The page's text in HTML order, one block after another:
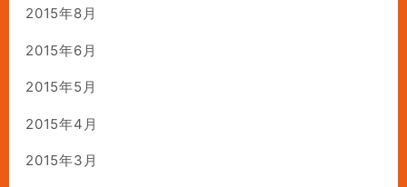
2015年8月
2015年6月
2015年5月
2015年4月
2015年3月